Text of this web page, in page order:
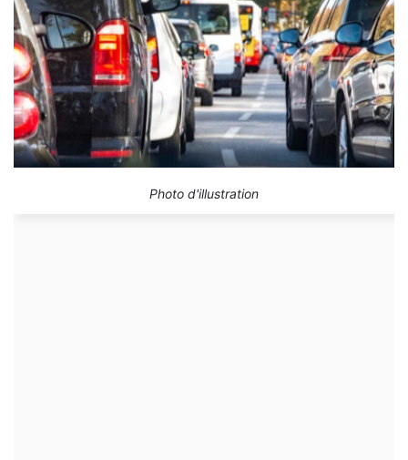
Photo d'illustration